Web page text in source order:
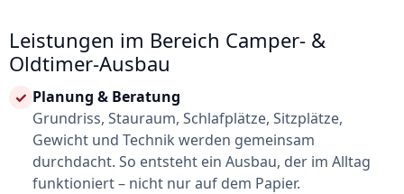
Leistungen im Bereich Camper- &
Oldtimer-Ausbau
✓ Planung & Beratung
Grundriss, Stauraum, Schlafplätze, Sitzplätze,
Gewicht und Technik werden gemeinsam
durchdacht. So entsteht ein Ausbau, der im Alltag
funktioniert – nicht nur auf dem Papier.